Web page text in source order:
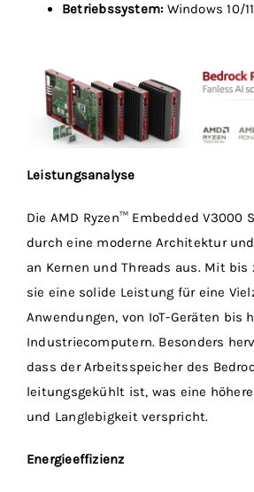
Betriebssystem:Windows 10/
Leistungsanalyse
Die AMD Ryzen™ Embedded V3000
durch eine moderne Architektur
an Kernen und Threads aus. Mit bis
sie eine solide Leistung für eine
Anwendungen, von IoT-Geräten bis
Industriecomputern. Besonders
dass der Arbeitsspeicher des
leitungsgekühlt ist, was eine
und Langlebigkeit verspricht.
Energieeffizienz